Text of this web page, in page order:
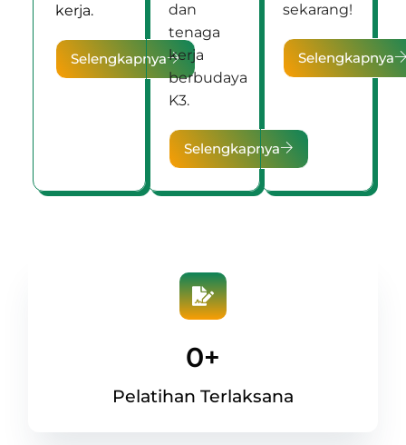
kerja.
Selengkapnya
dan
tenaga
kerja
berbudaya
K3.
Selengkapnya
sekarang!
Selengkapnya
0+
Pelatihan Terlaksana